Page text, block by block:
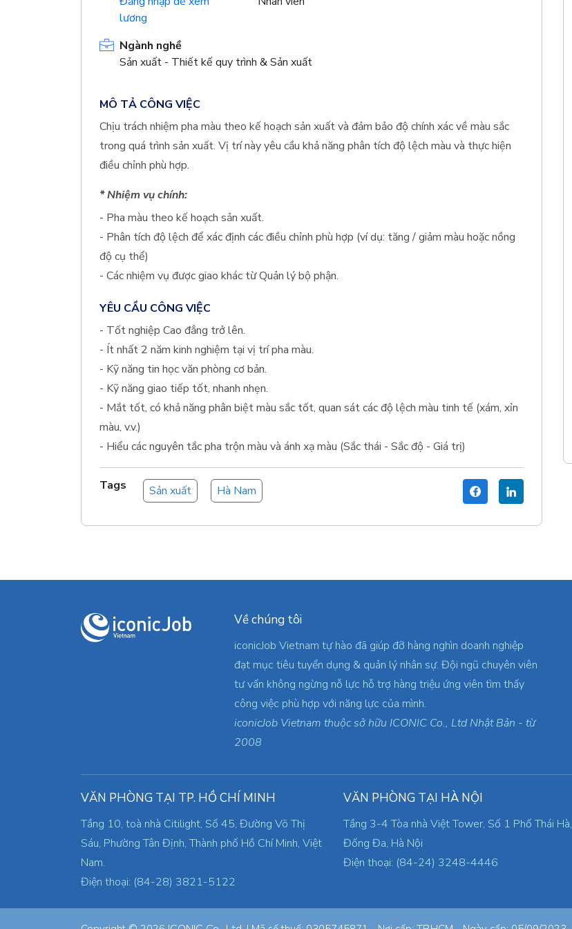
lương
Ngành nghề
Sản xuất - Thiết kế quy trình & Sản xuất
MÔ TẢ CÔNG VIỆC
Chịu trách nhiệm pha màu theo kế hoạch sản xuất và đảm bảo độ chính xác về màu sắc
trong quá trình sản xuất. Vị trí này yêu cầu khả năng phân tích độ lệch màu và thực hiện
điều chỉnh phù hợp.
* Nhiệm vụ chính:
- Pha màu theo kế hoạch sản xuất.
- Phân tích độ lệch để xác định các điều chỉnh phù hợp (ví dụ: tăng / giảm màu hoặc nồng
độ cụ thể)
- Các nhiệm vụ được giao khác từ Quản lý bộ phận.
YÊU CẦU CÔNG VIỆC
- Tốt nghiệp Cao đẳng trở lên.
- Ít nhất 2 năm kinh nghiệm tại vị trí pha màu.
- Kỹ năng tin học văn phòng cơ bản.
- Kỹ năng giao tiếp tốt, nhanh nhẹn.
- Mắt tốt, có khả năng phân biệt màu sắc tốt, quan sát các độ lệch màu tinh tế (xám, xỉn
màu, v.v.)
- Hiểu các nguyên tắc pha trộn màu và ánh xạ màu (Sắc thái - Sắc độ - Giá trị)
Tags Sản xuất Hà Nam
Về chúng tôi
iconicJob Vietnam tự hào đã giúp đỡ hàng nghìn doanh nghiệp
đạt mục tiêu tuyển dụng & quản lý nhân sự. Đội ngũ chuyên viên
tư vấn không ngừng nỗ lực hỗ trợ hàng triệu ứng viên tìm thấy
công việc phù hợp với năng lực của mình.
iconicJob Vietnam thuộc sở hữu ICONIC Co., Ltd Nhật Bản - từ
2008
VĂN PHÒNG TẠI TP. HỒ CHÍ MINH
Tầng 10, toà nhà Citilight, Số 45, Đường Võ Thị
Sáu, Phường Tân Định, Thành phố Hồ Chí Minh, Việt
Nam.
Điện thoại: (84-28) 3821-5122
VĂN PHÒNG TẠI HÀ NỘI
Tầng 3-4 Tòa nhà Việt Tower, Số 1 Phố Thái Hà,
Đống Đa, Hà Nội
Điện thoại: (84-24) 3248-4446